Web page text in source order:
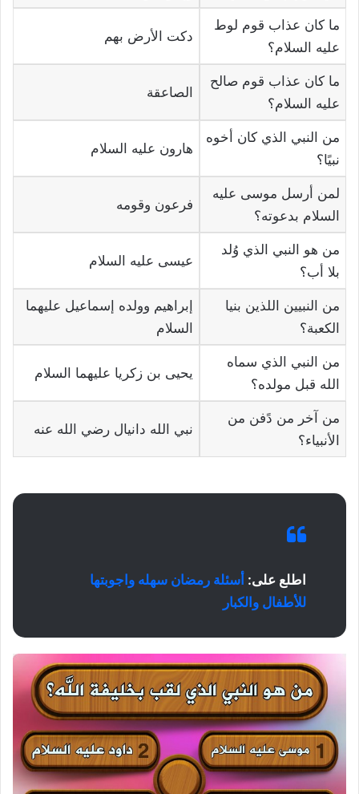
ما كان عذاب قوم لوط
عليه السلام؟
دكت الأرض بهم
ما كان عذاب قوم صالح
عليه السلام؟
الصاعقة
من النبي الذي كان أخوه
نبيًا؟
هارون عليه السلام
لمن أرسل موسى عليه
السلام بدعوته؟
فرعون وقومه
من هو النبي الذي وُلد
بلا أب؟
عيسى عليه السلام
من النبيين اللذين بنيا
الكعبة؟
إبراهيم وولده إسماعيل عليهما
السلام
من النبي الذي سماه
الله قبل مولده؟
يحيى بن زكريا عليهما السلام
من آخر من دًفن من
الأنبياء؟
نبي الله دانيال رضي الله عنه
اطلع على: أسئلة رمضان سهله واجوبتها
للأطفال والكبار